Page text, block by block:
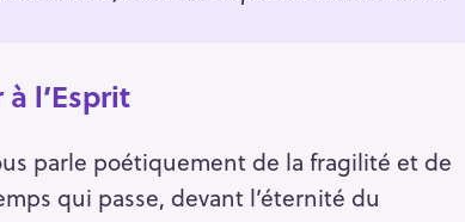
l’Esprit
parle poétiquement de la fragilité et de
qui passe, devant l’éternité du